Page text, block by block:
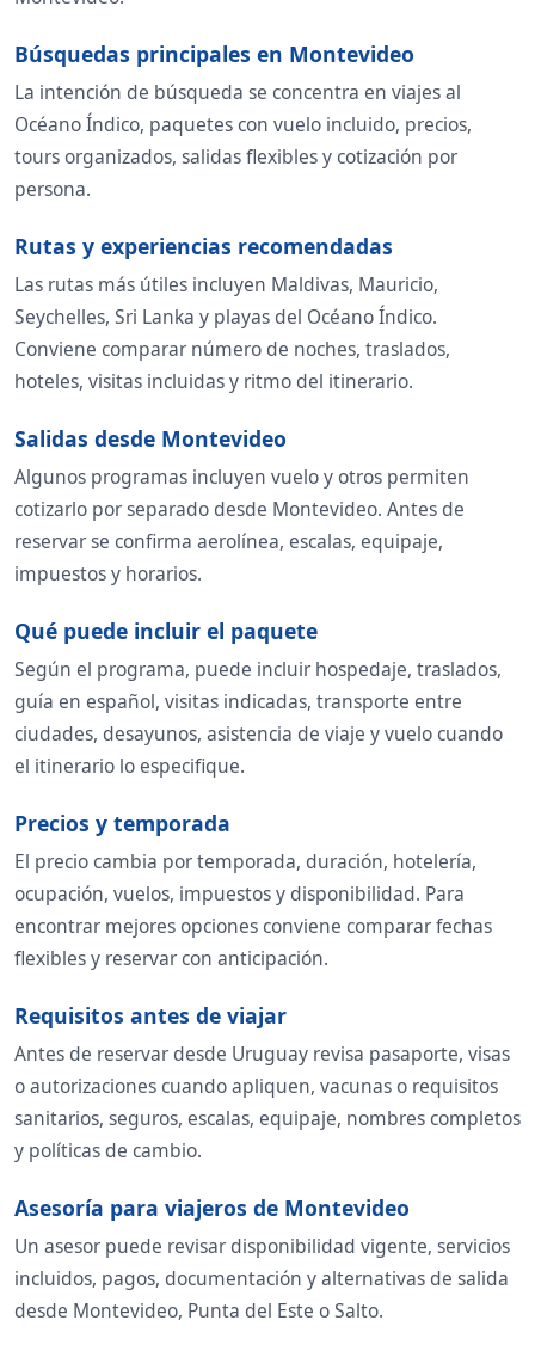
Búsquedas principales en Montevideo
La intención de búsqueda se concentra en viajes al
Océano Índico, paquetes con vuelo incluido, precios,
tours organizados, salidas flexibles y cotización por
persona.
Rutas y experiencias recomendadas
Las rutas más útiles incluyen Maldivas, Mauricio,
Seychelles, Sri Lanka y playas del Océano Índico.
Conviene comparar número de noches, traslados,
hoteles, visitas incluidas y ritmo del itinerario.
Salidas desde Montevideo
Algunos programas incluyen vuelo y otros permiten
cotizarlo por separado desde Montevideo. Antes de
reservar se confirma aerolínea, escalas, equipaje,
impuestos y horarios.
Qué puede incluir el paquete
Según el programa, puede incluir hospedaje, traslados,
guía en español, visitas indicadas, transporte entre
ciudades, desayunos, asistencia de viaje y vuelo cuando
el itinerario lo especifique.
Precios y temporada
El precio cambia por temporada, duración, hotelería,
ocupación, vuelos, impuestos y disponibilidad. Para
encontrar mejores opciones conviene comparar fechas
flexibles y reservar con anticipación.
Requisitos antes de viajar
Antes de reservar desde Uruguay revisa pasaporte, visas
o autorizaciones cuando apliquen, vacunas o requisitos
sanitarios, seguros, escalas, equipaje, nombres completos
y políticas de cambio.
Asesoría para viajeros de Montevideo
Un asesor puede revisar disponibilidad vigente, servicios
incluidos, pagos, documentación y alternativas de salida
desde Montevideo, Punta del Este o Salto.